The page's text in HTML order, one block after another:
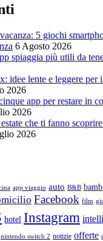
5 giochi
6 Agosto 2026
spiaggia più utili da
idee lente e leggere per
2026
app per restare in
2026
che ti fanno
2026
app viaggio auto B&B
Facebook film
hotel Instagram
nintendo switch 2 notizie offerte